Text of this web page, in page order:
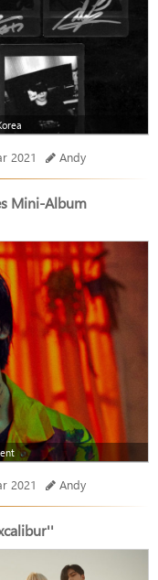
2021 Andy
Mini-Album
2021 Andy